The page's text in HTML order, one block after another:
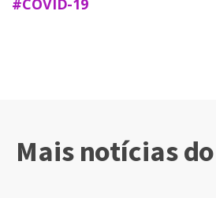
#COVID-19
Mais notícias